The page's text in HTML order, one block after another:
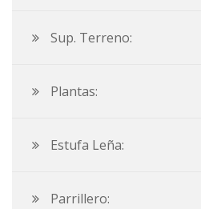
Sup. Terreno:
Plantas:
Estufa Leña:
Parrillero: